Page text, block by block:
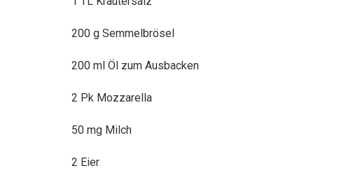
200 g Semmelbrösel
200 ml Öl zum Ausbacken
2 Pk Mozzarella
50 mg Milch
2 Eier